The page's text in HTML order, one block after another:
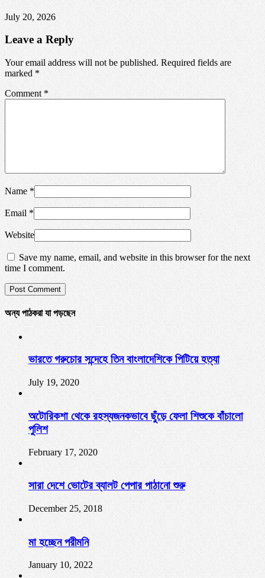
July 20, 2026
Leave a Reply
Your email address will not be published. Required fields are
marked *
Comment *
Name *
Email *
Website
Save my name, email, and website in this browser for the next
time I comment.
অন্য পাঠকরা যা পড়ছেন
ভারতে গরুচোর সন্দেহে তিন বাংলাদেশিকে পিটিয়ে হত্যা
July 19, 2020
অটোরিকশা থেকে রহস্যজনকভাবে ছুঁড়ে ফেলা শিশুকে বাঁচালো
পুলিশ
February 17, 2020
সারা দেশে ভোটের ব্যালট পেপার পাঠানো শুরু
December 25, 2018
মা হচ্ছেন পরীমনি
January 10, 2022